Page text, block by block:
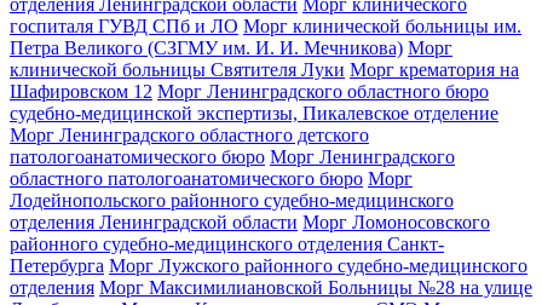
отделения Ленинградской области Морг клинического
госпиталя ГУВД СПб и ЛО Морг клинической больницы им.
Петра Великого (СЗГМУ им. И. И. Мечникова) Морг
клинической больницы Святителя Луки Морг крематория на
Шафировском 12 Морг Ленинградского областного бюро
судебно-медицинской экспертизы, Пикалевское отделение
Морг Ленинградского областного детского
патологоанатомического бюро Морг Ленинградского
областного патологоанатомического бюро Морг
Лодейнопольского районного судебно-медицинского
отделения Ленинградской области Морг Ломоносовского
районного судебно-медицинского отделения Санкт-
Петербурга Морг Лужского районного судебно-медицинского
отделения Морг Максимилиановской Больницы №28 на улице